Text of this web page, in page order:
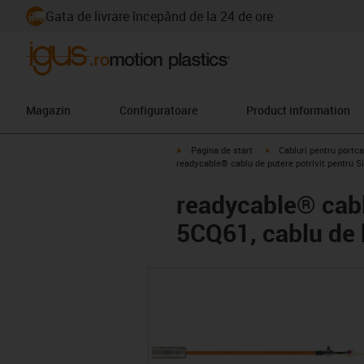
Gata de livrare începând de la 24 de ore
Magazin Configuratoare Product information
igus-icon-arrow-right
Pagina de start igus-icon-arrow-right
Cabluri pentru
readycable® cablu de putere potrivit pentru
readycable®
5CQ61, cablu